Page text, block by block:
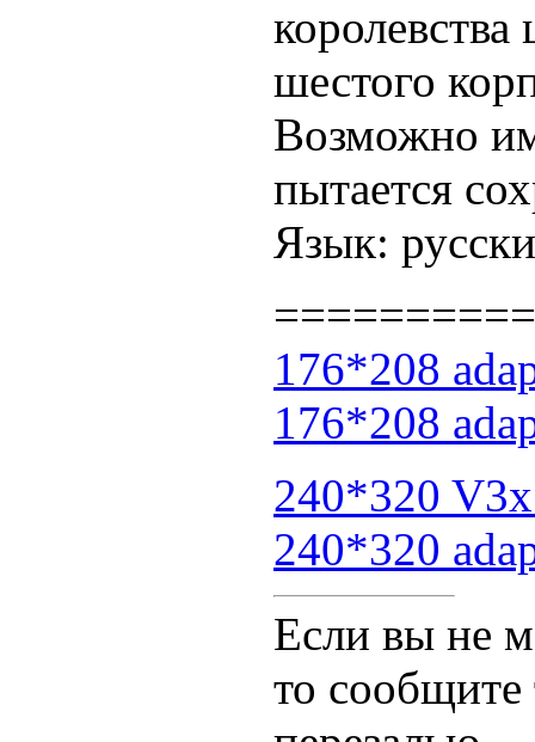
шестого
Возможно
пытается
Язык:
176*208
176*208
240*320
240*320
Если вы не
то сообщите